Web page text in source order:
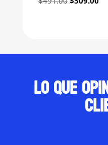
Lo que